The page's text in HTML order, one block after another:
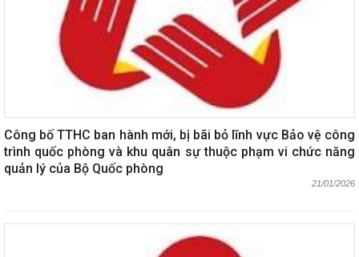
Công bố TTHC ban hành mới, bị bãi bỏ lĩnh vực Bảo vệ công
trình quốc phòng và khu quân sự thuộc phạm vi chức năng
quản lý của Bộ Quốc phòng
21/01/2026